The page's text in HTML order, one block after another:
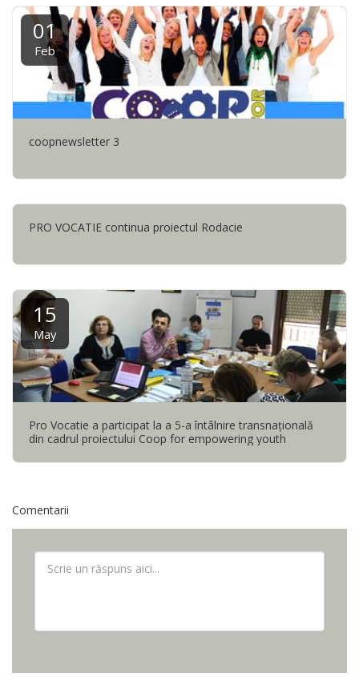
01
Feb
coopnewsletter 3
PRO VOCATIE continua proiectul Rodacie
15
May
Pro Vocatie a participat la a 5-a întâlnire transnaţională
din cadrul proiectului Coop for empowering youth
Comentarii